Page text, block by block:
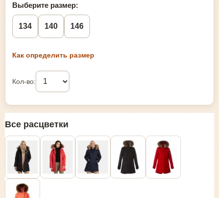
Выберите размер:
134 140 146
Как определить размер
Кол-во:
Все расцветки